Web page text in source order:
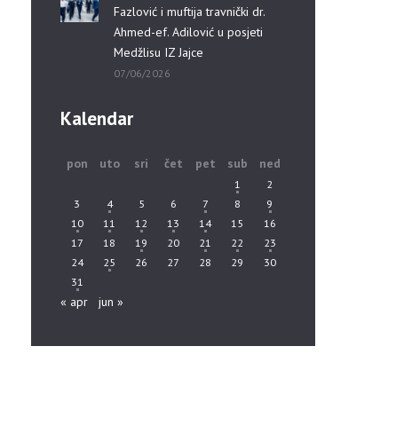
Fazlović i muftija travnički dr.
Ahmed-ef. Adilović u posjeti
Medžlisu IZ Jajce
07/06/2026
Kalendar
pon uto sri čet pet sub ned
1
2
3
4 5 6 7 8
9
10
11 12 13 14 15
16
17
18 19 20 21 22
23
24
25 26 27 28 29
30
31
« apr jun »